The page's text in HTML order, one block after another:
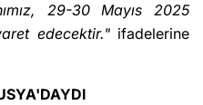
29-30 Mayıs 2025
edecektir." ifadelerine